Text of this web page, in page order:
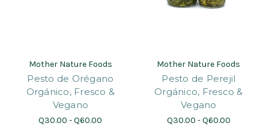
Mother Nature Foods
Pesto de Orégano
Orgánico, Fresco &
Vegano
Q30.00 - Q60.00
Mother Nature Foods
Pesto de Perejil
Orgánico, Fresco &
Vegano
Q30.00 - Q60.00